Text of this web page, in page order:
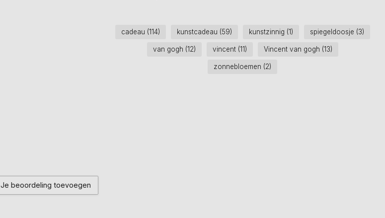
Je beoordeling toevoegen
cadeau (114) kunstcadeau (59) kunstzinnig (1) spiegeldoosje (3)
van gogh (12) vincent (11) Vincent van gogh (13)
zonnebloemen (2)